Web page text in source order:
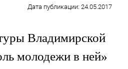
Дата публикации: 24.05.2017
Владимирской
молодежи в ней»